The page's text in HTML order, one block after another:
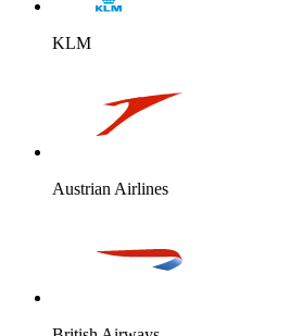
KLM
Austrian Airlines